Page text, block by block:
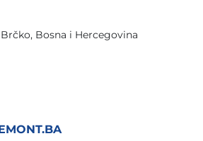
Brčko, Bosna i Hercegovina